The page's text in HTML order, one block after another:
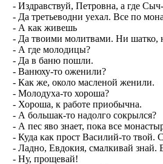
- Издравствуй, Петровна, а где
- Да третьеводни уехал. Все по
- А как живешь
- Да твоими молитвами. Ни шатко,
- А где молодицы?
- Да в баню пошли.
- Ванюху-то оженили?
- Как же, около масленой женили.
- Молодуха-то хороша?
- Хороша, к работе приобычна.
- А большак-то надолго сокрылся?
- А пес яво знает, пока все
- Куда как прост Василий-то твой.
- Ладно, Евдокия, смалкивай знай.
- Ну, прощевай!